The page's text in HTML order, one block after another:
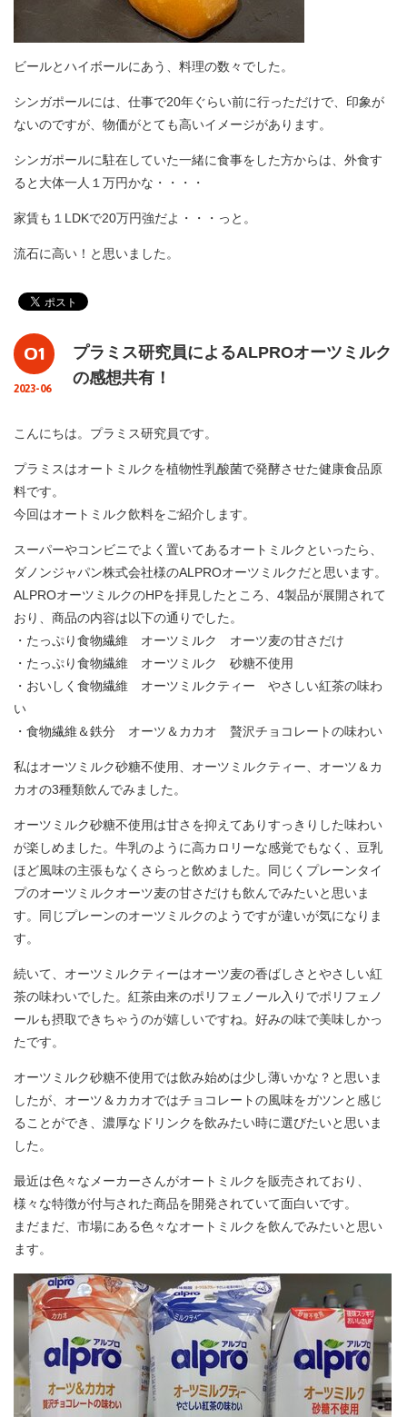
ビールとハイボールにあう、料理の数々でした。
シンガポールには、仕事で20年ぐらい前に行っただけで、印象が
ないのですが、物価がとても高いイメージがあります。
シンガポールに駐在していた一緒に食事をした方からは、外食す
ると大体一人１万円かな・・・・
家賃も１LDKで20万円強だよ・・・っと。
流石に高い！と思いました。
01
2023-06
プラミス研究員によるALPROオーツミルク
の感想共有！
こんにちは。プラミス研究員です。
プラミスはオートミルクを植物性乳酸菌で発酵させた健康食品原
料です。
今回はオートミルク飲料をご紹介します。
スーパーやコンビニでよく置いてあるオートミルクといったら、
ダノンジャパン株式会社様のALPROオーツミルクだと思います。
ALPROオーツミルクのHPを拝見したところ、4製品が展開されて
おり、商品の内容は以下の通りでした。
・たっぷり食物繊維 オーツミルク オーツ麦の甘さだけ
・たっぷり食物繊維 オーツミルク 砂糖不使用
・おいしく食物繊維 オーツミルクティー やさしい紅茶の味わ
い
・食物繊維＆鉄分 オーツ＆カカオ 贅沢チョコレートの味わい
私はオーツミルク砂糖不使用、オーツミルクティー、オーツ＆カ
カオの3種類飲んでみました。
オーツミルク砂糖不使用は甘さを抑えてありすっきりした味わい
が楽しめました。牛乳のように高カロリーな感覚でもなく、豆乳
ほど風味の主張もなくさらっと飲めました。同じくプレーンタイ
プのオーツミルクオーツ麦の甘さだけも飲んでみたいと思いま
す。同じプレーンのオーツミルクのようですが違いが気になりま
す。
続いて、オーツミルクティーはオーツ麦の香ばしさとやさしい紅
茶の味わいでした。紅茶由来のポリフェノール入りでポリフェノ
ールも摂取できちゃうのが嬉しいですね。好みの味で美味しかっ
たです。
オーツミルク砂糖不使用では飲み始めは少し薄いかな？と思いま
したが、オーツ＆カカオではチョコレートの風味をガツンと感じ
ることができ、濃厚なドリンクを飲みたい時に選びたいと思いま
した。
最近は色々なメーカーさんがオートミルクを販売されており、
様々な特徴が付与された商品を開発されていて面白いです。
まだまだ、市場にある色々なオートミルクを飲んでみたいと思い
ます。